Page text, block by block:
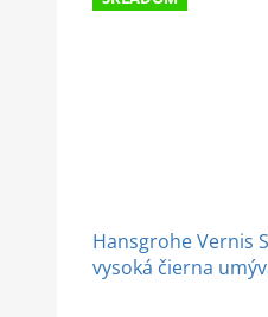
Hansgrohe Vernis
vysoká čierna